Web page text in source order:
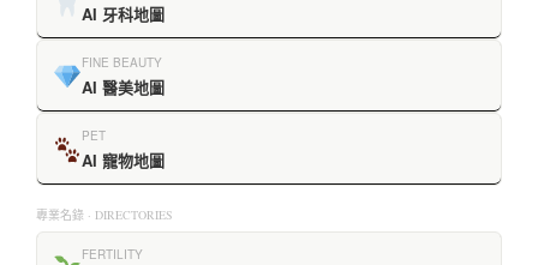
AI 牙科地圖
FINE BEAUTY
AI 醫美地圖
PET
AI 寵物地圖
專業名錄 · DIRECTORIES
FERTILITY